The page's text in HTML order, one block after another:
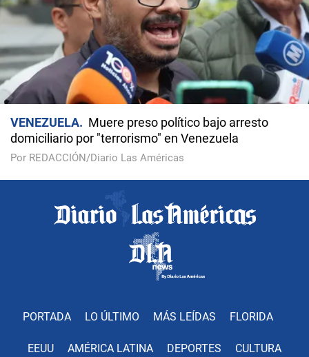
VENEZUELA
Muere preso político bajo arresto
domiciliario por "terrorismo" en Venezuela
Por REDACCIÓN/Diario Las Américas
PORTADA LO ÚLTIMO MÁS LEÍDAS FLORIDA
EEUU AMÉRICA LATINA DEPORTES CULTURA